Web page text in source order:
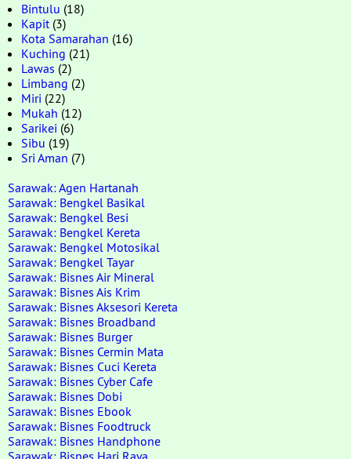
Bintulu (18)
Kapit(3)
Kota Samarahan (16)
Kuching (21)
Lawas (2)
Limbang (2)
Miri (22)
Mukah (12)
Sarikei (6)
Sibu (19)
Sri Aman (7)
Sarawak: Agen Hartanah
Sarawak: Bengkel Basikal
Sarawak: Bengkel Besi
Sarawak: Bengkel Kereta
Sarawak: Bengkel Motosikal
Sarawak: Bengkel Tayar
Sarawak: Bisnes Air Mineral
Sarawak: Bisnes Ais Krim
Sarawak: Bisnes Aksesori Kereta
Sarawak: Bisnes Broadband
Sarawak: Bisnes Burger
Sarawak: Bisnes Cermin Mata
Sarawak: Bisnes Cuci Kereta
Sarawak: Bisnes Cyber Cafe
Sarawak: Bisnes Dobi
Sarawak: Bisnes Ebook
Sarawak: Bisnes Foodtruck
Sarawak: Bisnes Handphone
Sarawak: Bisnes Hari Raya